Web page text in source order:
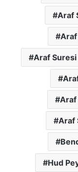
Araf
Araf
Araf
Araf
Araf
Hud